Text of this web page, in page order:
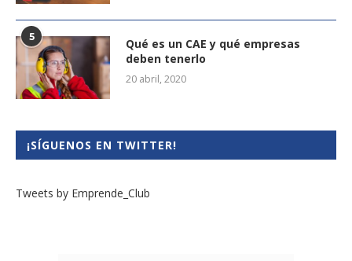
5
Qué es un CAE y qué empresas
deben tenerlo
20 abril, 2020
¡SÍGUENOS EN TWITTER!
Tweets by Emprende_Club